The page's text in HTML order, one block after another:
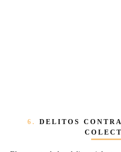
6. DELITOS